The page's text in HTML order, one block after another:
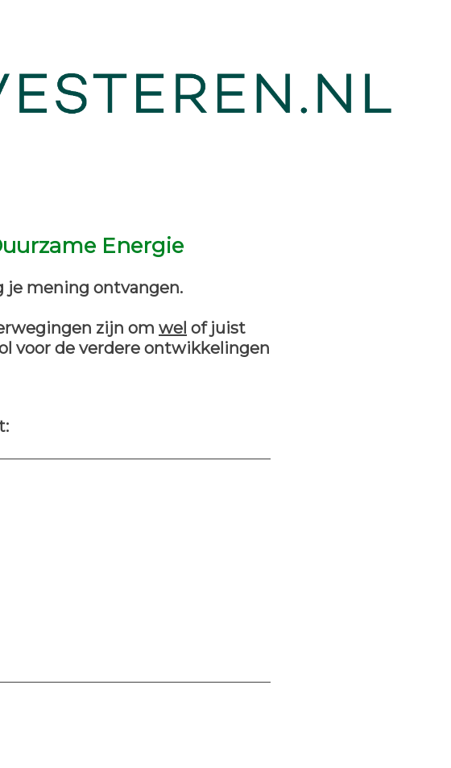
Energie
je mening ontvangen.
zijn om wel of juist
voor de verdere ontwikkelingen